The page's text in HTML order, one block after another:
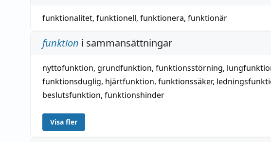
funktionalitet, funktionell, funktionera, funktionär
funktion i sammansättningar
nyttofunktion, grundfunktion, funktionsstörning,
funktionsduglig, hjärtfunktion, funktionssäker,
beslutsfunktion, funktionshinder
Visa fler